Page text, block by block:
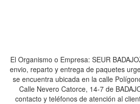
El Organismo o Empresa: SEUR
envio, reparto y entrega de paquetes
se encuentra ubicada en la calle
Calle Nevero Catorce, 14-7 de
contacto y teléfonos de atención al